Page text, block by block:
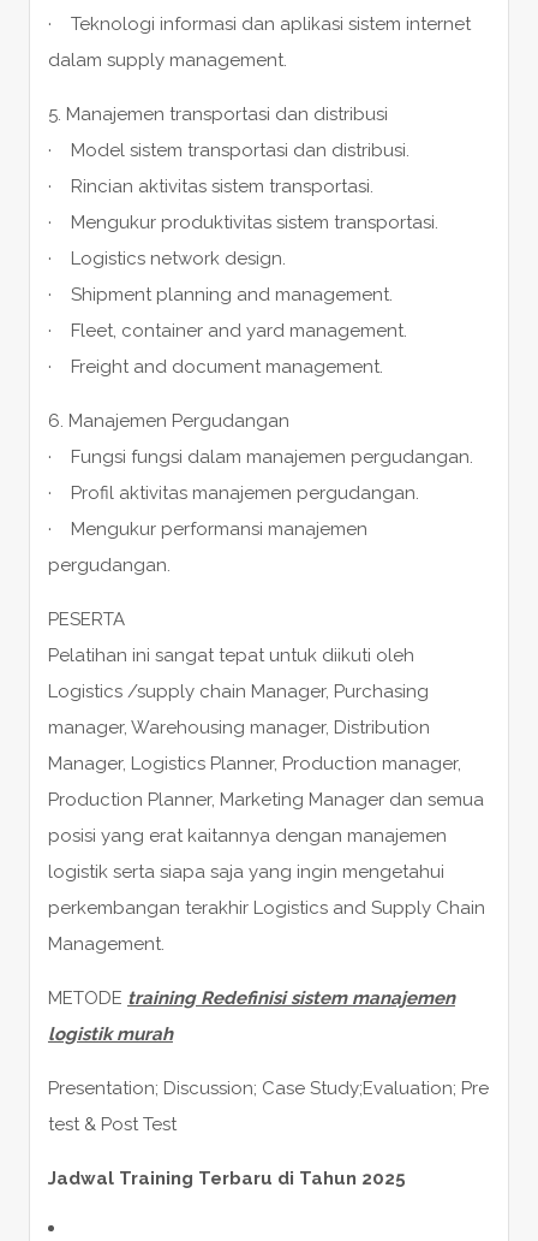
· Teknologi informasi dan aplikasi sistem internet
dalam supply management.
5. Manajemen transportasi dan distribusi
· Model sistem transportasi dan distribusi.
· Rincian aktivitas sistem transportasi.
· Mengukur produktivitas sistem transportasi.
· Logistics network design.
· Shipment planning and management.
· Fleet, container and yard management.
· Freight and document management.
6. Manajemen Pergudangan
· Fungsi fungsi dalam manajemen pergudangan.
· Profil aktivitas manajemen pergudangan.
· Mengukur performansi manajemen
pergudangan.
PESERTA
Pelatihan ini sangat tepat untuk diikuti oleh
Logistics /supply chain Manager, Purchasing
manager, Warehousing manager, Distribution
Manager, Logistics Planner, Production manager,
Production Planner, Marketing Manager dan semua
posisi yang erat kaitannya dengan manajemen
logistik serta siapa saja yang ingin mengetahui
perkembangan terakhir Logistics and Supply Chain
Management.
METODE training Redefinisi sistem manajemen
logistik murah
Presentation; Discussion; Case Study;Evaluation; Pre
test & Post Test
Jadwal Training Terbaru di Tahun 2025